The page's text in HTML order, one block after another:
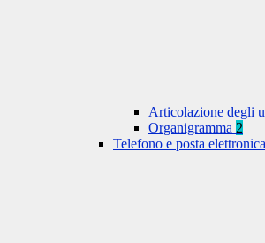
Articolazione degli
Organigramma 2
Telefono e posta elettronica